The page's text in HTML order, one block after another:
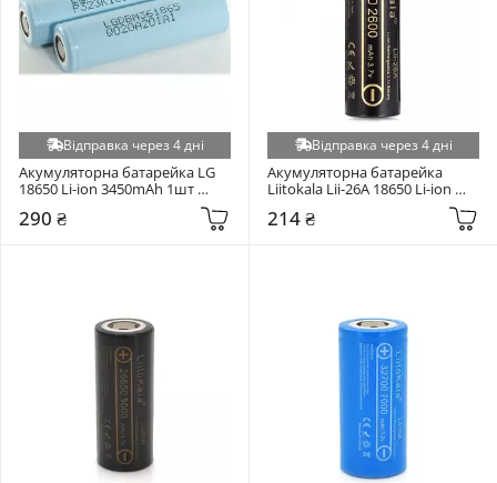
Відправка через 4 дні
Акумуляторна батарейка LG
18650 Li-ion 3450mAh 1шт
290 ₴
Відправка через 4 дні
Акумуляторна батарейка
Liitokala Lii-26A 18650 Li-ion
214 ₴